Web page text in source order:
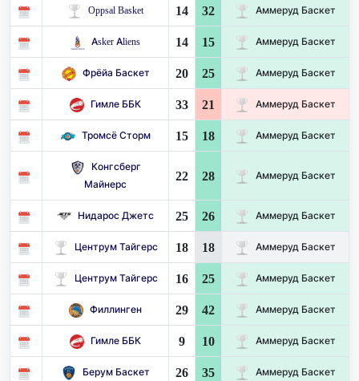
Oppsal Basket 14 32 Аммеруд Баскет
Asker Aliens 14 15 Аммеруд Баскет
Фрёйа Баскет 20 25 Аммеруд Баскет
Гимле ББК 33 21 Аммеруд Баскет
Тромсё Сторм 15 18 Аммеруд Баскет
Конгсберг
Майнерс
22 28 Аммеруд Баскет
Нидарос Джетс 25 26 Аммеруд Баскет
Центрум Тайгерс 18 18 Аммеруд Баскет
Центрум Тайгерс 16 25 Аммеруд Баскет
Филлинген 29 42 Аммеруд Баскет
Гимле ББК 9 10 Аммеруд Баскет
Берум Баскет 26 35 Аммеруд Баскет